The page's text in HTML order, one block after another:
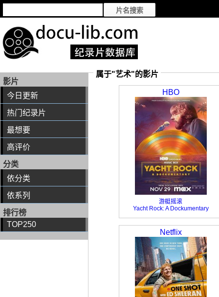
影片
今日更新
热门纪录片
最想要
高评价
分类
依分类
依系列
排行榜
TOP250
属于"艺术"的影片
HBO
游艇摇滚
Yacht Rock: A Dockumentary
Netflix